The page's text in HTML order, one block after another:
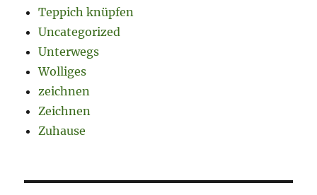
Teppich knüpfen
Uncategorized
Unterwegs
Wolliges
zeichnen
Zeichnen
Zuhause